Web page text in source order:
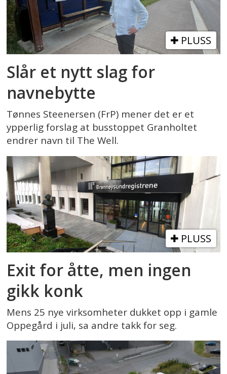
PLUSS
Slår et nytt slag for
navnebytte
Tønnes Steenersen (FrP) mener det er et
ypperlig forslag at busstoppet Granholtet
endrer navn til The Well.
PLUSS
Exit for åtte, men ingen
gikk konk
Mens 25 nye virksomheter dukket opp i gamle
Oppegård i juli, sa andre takk for seg.